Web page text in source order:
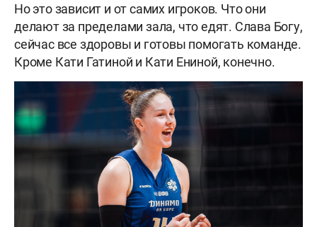
Но это зависит и от самих игроков. Что они
делают за пределами зала, что едят. Слава Богу,
сейчас все здоровы и готовы помогать команде.
Кроме Кати Гатиной и Кати Ениной, конечно.